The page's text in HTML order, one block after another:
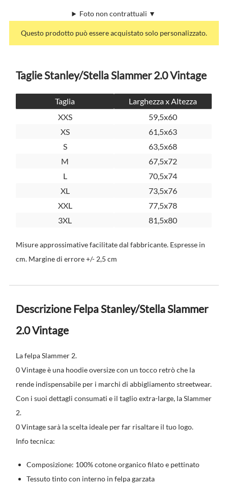
Foto non contrattuali ▼
Questo prodotto può essere acquistato solo personalizzato.
Taglie Stanley/Stella Slammer 2.0 Vintage
Taglia
Larghezza x Altezza
XXS
59,5x60
XS
61,5x63
S
63,5x68
M
67,5x72
L
70,5x74
XL
73,5x76
XXL
77,5x78
3XL
81,5x80
Misure approssimative facilitate dal fabbricante. Espresse in
cm. Margine di errore +/- 2,5 cm
Descrizione Felpa Stanley/Stella Slammer
2.0 Vintage
La felpa Slammer 2.
0 Vintage è una hoodie oversize con un tocco retrò che la
rende indispensabile per i marchi di abbigliamento streetwear.
Con i suoi dettagli consumati e il taglio extra-large, la Slammer
2.
0 Vintage sarà la scelta ideale per far risaltare il tuo logo.
Info tecnica:
Composizione: 100% cotone organico filato e pettinato
Tessuto tinto con interno in felpa garzata